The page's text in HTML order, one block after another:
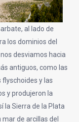
al lado de
los dominios del
desviamos hacia
antiguos, como las
y las
y produjeron la
la Sierra de la Plata
de arcillas del